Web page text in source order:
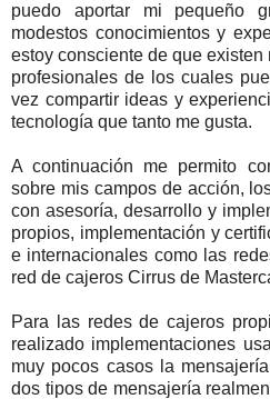
puedo aportar mi pequeño
modestos conocimientos y
estoy consciente de que
profesionales de los cuales
vez compartir ideas y
tecnología que tanto me gusta.
A continuación me permito
sobre mis campos de acción,
con asesoría, desarrollo y
propios, implementación y
e internacionales como las
red de cajeros Cirrus de
Para las redes de cajeros
realizado implementaciones
muy pocos casos la
dos tipos de mensajería